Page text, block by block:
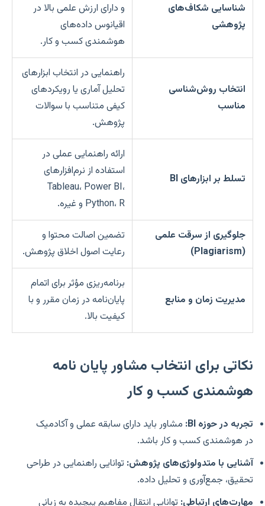
شناسایی شکاف‌های
پژوهشی
و دارای ارزش علمی بالا در
اقیانوس داده‌های
هوشمندی کسب و کار.
انتخاب روش‌شناسی
مناسب
راهنمایی در انتخاب ابزارهای
تحلیل آماری یا رویکردهای
کیفی متناسب با سوالات
پژوهش.
تسلط بر ابزارهای BI
ارائه راهنمایی عملی در
استفاده از نرم‌افزارهای
Tableau، Power BI،
Python، R و غیره.
جلوگیری از سرقت علمی
(Plagiarism)
تضمین اصالت محتوا و
رعایت اصول اخلاق پژوهش.
مدیریت زمان و منابع
برنامه‌ریزی مؤثر برای اتمام
پایان‌نامه در زمان مقرر و با
کیفیت بالا.
نکاتی برای انتخاب مشاور پایان نامه
هوشمندی کسب و کار
تجربه در حوزه BI:
مشاور باید دارای سابقه عملی و آکادمیک
در هوشمندی کسب و کار باشد.
آشنایی با متدولوژی‌های پژوهش: توانایی راهنمایی در طراحی
تحقیق، جمع‌آوری و تحلیل داده.
مهارت‌های ارتباطی: توانایی انتقال مفاهیم پیچیده به زبانی